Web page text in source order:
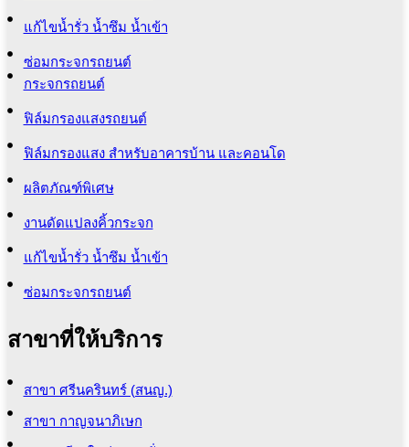
แก้ไขน้ำรั่ว น้ำซึม น้ำเข้า
ซ่อมกระจกรถยนต์
กระจกรถยนต์
ฟิล์มกรองแสงรถยนต์
ฟิล์มกรองแสง สำหรับอาคารบ้าน และคอนโด
ผลิตภัณฑ์พิเศษ
งานดัดแปลงคิ้วกระจก
แก้ไขน้ำรั่ว น้ำซึม น้ำเข้า
ซ่อมกระจกรถยนต์
สาขาที่ให้บริการ
สาขา ศรีนครินทร์ (สนญ.)
สาขา กาญจนาภิเษก